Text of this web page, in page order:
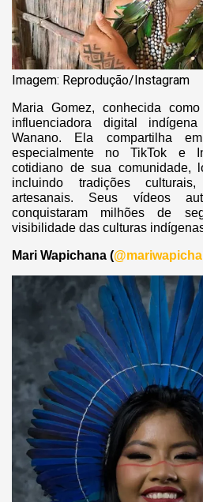
Imagem: Reprodução/Instagram
Maria Gomez, conhecida
influenciadora digital
Wanano. Ela compartilha
especialmente no TikTok e
cotidiano de sua comunidade,
incluindo tradições
artesanais. Seus vídeos
conquistaram milhões de
visibilidade das culturas
Mari Wapichana (